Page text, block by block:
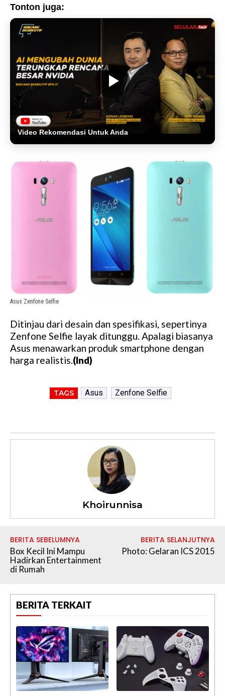
Tonton juga:
Video Rekomendasi Untuk Anda
Asus Zenfone Selfie
Ditinjau dari desain dan spesifikasi, sepertinya
Zenfone Selfie layak ditunggu. Apalagi biasanya
Asus menawarkan produk smartphone dengan
harga realistis.(Ind)
TAGS Asus Zenfone Selfie
Khoirunnisa
BERITA SEBELUMNYA
Box Kecil Ini Mampu
Hadirkan Entertainment
di Rumah
BERITA SELANJUTNYA
Photo: Gelaran ICS 2015
BERITA TERKAIT